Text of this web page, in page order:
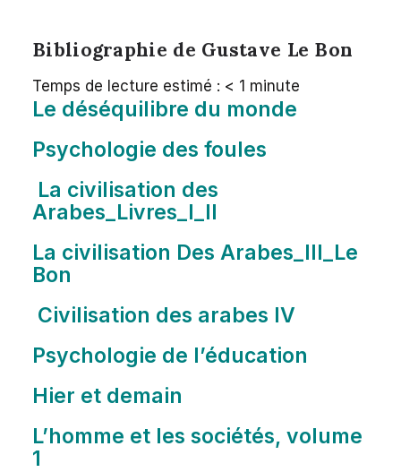
Bibliographie de Gustave Le Bon
Temps de lecture estimé : < 1 minute
Le déséquilibre du monde
Psychologie des foules
La civilisation des
Arabes_Livres_I_II
La civilisation Des Arabes_III_Le
Bon
Civilisation des arabes IV
Psychologie de l’éducation
Hier et demain
L’homme et les sociétés, volume
1